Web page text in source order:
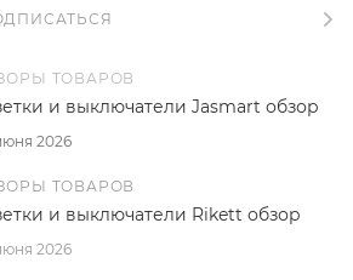
ТОВАРОВ
2026
и выключатели Jasmart обзор
ТОВАРОВ
2026
и выключатели Rikett обзор